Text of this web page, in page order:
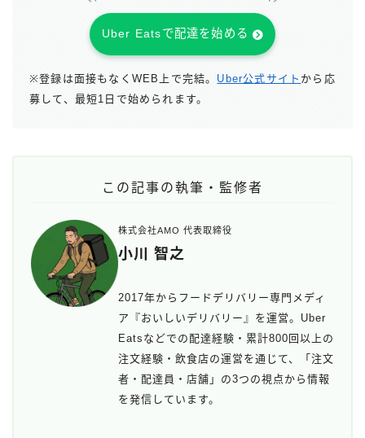
Uber Eatsで配達を始める
※登録は面接もなくWEB上で完結。 Uber公式サイト から応
募して、最短1日で始められます。
この記事の執筆・監修者
株式会社AMO 代表取締役
小川 智之
2017年からフードデリバリー専門メディ
ア『おいしいデリバリー』を運営。Uber
Eatsなどでの配達経験・累計800回以上の
注文経験・飲食店の運営を通じて、「注文
者・配達員・店舗」の3つの視点から情報
を発信しています。